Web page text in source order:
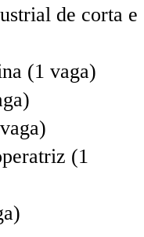
de corta e
(1 vaga)
(1